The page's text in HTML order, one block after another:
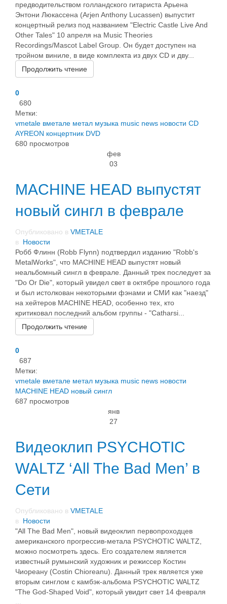
предводительством голландского гитариста Арьена
Энтони Люкассена (Arjen Anthony Lucassen) выпустит
концертный релиз под названием "Electric Castle Live And
Other Tales" 10 апреля на Music Theories
Recordings/Mascot Label Group. Он будет доступен на
тройном виниле, в виде комплекта из двух CD и дву...
Продолжить чтение
0
680
Метки:
vmetale вметале метал музыка music news новости CD
AYREON концертник DVD
680 просмотров
фев
03
MACHINE HEAD выпустят
новый сингл в феврале
Опубликовано в VMETALE
в Новости
Робб Флинн (Robb Flynn) подтвердил изданию "Robb's
MetalWorks", что MACHINE HEAD выпустят новый
неальбомный сингл в феврале. Данный трек последует за
"Do Or Die", который увидел свет в октябре прошлого года
и был истолкован некоторыми фэнами и СМИ как "наезд"
на хейтеров MACHINE HEAD, особенно тех, кто
критиковал последний альбом группы - "Catharsi...
Продолжить чтение
0
687
Метки:
vmetale вметале метал музыка music news новости
MACHINE HEAD новый сингл
687 просмотров
янв
27
Видеоклип PSYCHOTIC
WALTZ ‘All The Bad Men’ в
Сети
Опубликовано в VMETALE
в Новости
"All The Bad Men", новый видеоклип первопроходцев
американского прогрессив-метала PSYCHOTIC WALTZ,
можно посмотреть здесь. Его создателем является
известный румынский художник и режиссер Костин
Чиореану (Costin Chioreanu). Данный трек является уже
вторым синглом с камбэк-альбома PSYCHOTIC WALTZ
"The God-Shaped Void", который увидит свет 14 февраля